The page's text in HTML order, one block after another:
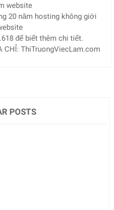
website
20 năm hosting không giới
để biết thêm chi tiết.
CHỈ: ThiTruongViecLam.com
POSTS